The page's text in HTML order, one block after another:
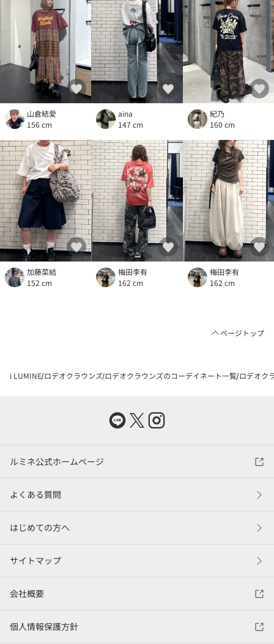
山倉結愛
156 cm
aina
147 cm
紀乃
160 cm
加藤菜結
152 cm
梅田李有
162 cm
梅田李有
162 cm
ページトップ
i LUMINE ロデオクラウンズ ロデオクラウンズのコーデイネート一覧 ロデオク
ルミネ公式ホームページ
よくある質問
はじめての方へ
サイトマップ
会社概要
個人情報保護方針